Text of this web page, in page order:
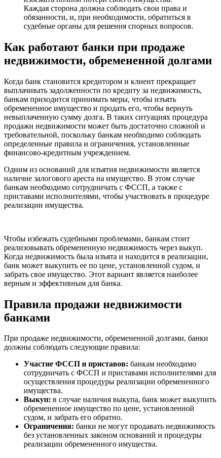
Каждая сторона должна соблюдать свои права и
обязанности, и, при необходимости, обратиться в
судебные органы для решения спорных вопросов.
Как работают банки при продаже
недвижимости, обремененной долгами
Когда банк становится кредитором и клиент прекращает
выплачивать задолженности по кредиту за недвижимость,
банкам приходится принимать меры, чтобы изъять
обремененное имущество и продать его, чтобы вернуть
невыплаченную сумму долга. В таких ситуациях процедура
продажи недвижимости может быть достаточно сложной и
требовательной, поскольку банкам необходимо соблюдать
определенные правила и ограничения, установленные
финансово-кредитным учреждением.
Одним из оснований для изъятия недвижимости является
наличие залогового ареста на имущество. В этом случае
банкам необходимо сотрудничать с ФССП, а также с
приставами исполнителями, чтобы участвовать в процедуре
реализации имущества.
Чтобы избежать судебными проблемами, банкам стоит
реализовывать обремененную недвижимость через выкуп.
Когда недвижимость была изъята и находится в реализации,
банк может выкупить ее по цене, установленной судом, и
забрать свое имущество. Этот вариант является наиболее
верным и эффективным для банка.
Правила продажи недвижимости
банками
При продаже недвижимости, обремененной долгами, банки
должны соблюдать следующие правила:
Участие ФССП и приставов: банкам необходимо
сотрудничать с ФССП и приставами исполнителями для
осуществления процедуры реализации обремененного
имущества.
Выкуп: в случае наличия выкупа, банк может выкупить
обремененное имущество по цене, установленной
судом, и забрать его обратно.
Ограничения: банки не могут продавать недвижимость
без установленных законом оснований и процедуры
реализации обремененного имущества.